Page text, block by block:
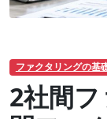
ファクタリングの基
2社間